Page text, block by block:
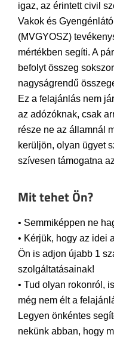
igaz, az érintett civil
Vakok és
(MVGYOSZ)
mértékben segíti. A
befolyt összeg
nagyságrendű
Ez a felajánlás nem
az adózóknak, csak
része ne az államnál
kerüljön, olyan ügyet
szívesen támogatna
Mit tehet Ön?
• Semmiképpen ne
• Kérjük, hogy az idei
Ön is adjon újabb 1
szolgáltatásainak!
• Tud olyan rokonról,
még nem élt a
Legyen önkéntes
nekünk abban, hogy